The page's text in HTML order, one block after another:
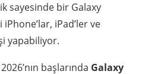
sayesinde bir Galaxy
iPad’ler ve
yapabiliyor.
başlarında Galaxy